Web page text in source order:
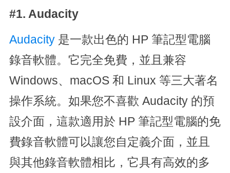
#1. Audacity
Audacity是一款出色的 HP 筆記型電腦
錄音軟體。它完全免費，並且兼容
Windows、macOS 和 Linux 等三大著名
操作系統。如果您不喜歡 Audacity 的預
設介面，這款適用於 HP 筆記型電腦的免
費錄音軟體可以讓您自定義介面，並且
與其他錄音軟體相比，它具有高效的多